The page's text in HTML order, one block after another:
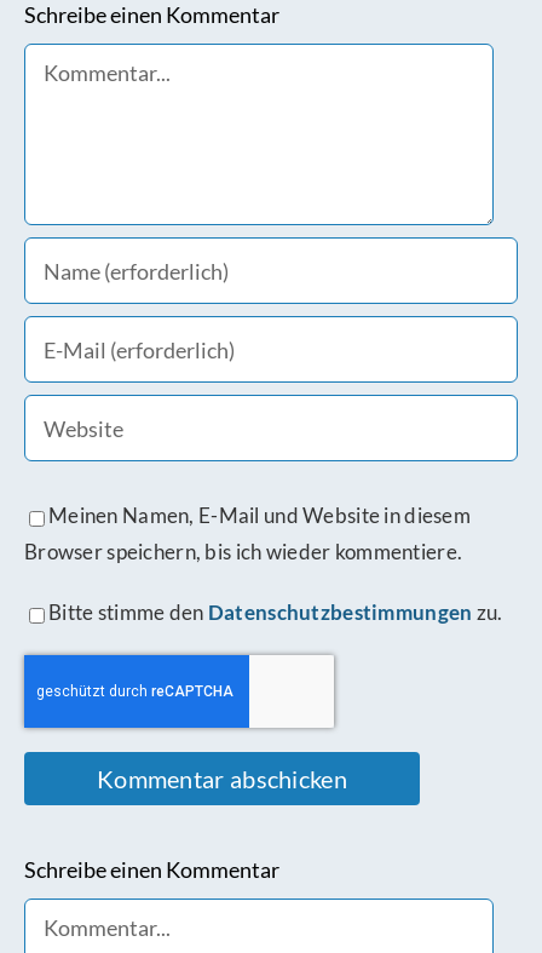
Schreibe einen Kommentar
Comment
Meinen Namen, E-Mail und Website in diesem
Browser speichern, bis ich wieder kommentiere.
Bitte stimme den Datenschutzbestimmungen zu.
Schreibe einen Kommentar
Comment